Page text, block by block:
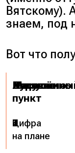
Вятскому).
знаем, под
Вот что
пункт
Лягушкино
Вятское
Куровка
Марусино
Цифра
на плане
4
2
1
3